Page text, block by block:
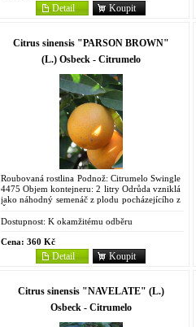
Koupit
Detail
Citrus sinensis "PARSON BROWN"
(L.) Osbeck - Citrumelo
Roubovaná rostlina Podnož: Citrumelo Swingle
4475 Objem kontejneru: 2 litry Odrůda vzniklá
jako náhodný semenáč z plodu pocházejícího z
ranost se...
Dostupnost: K okamžitému odběru
Cena: 360 Kč
Koupit
Detail
Citrus sinensis "NAVELATE" (L.)
Osbeck - Citrumelo